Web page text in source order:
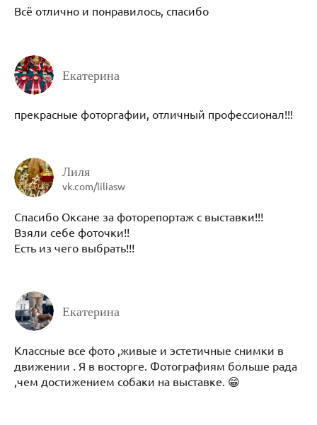
Всё отлично и понравилось, спасибо
Екатерина
прекрасные фоторгафии, отличный профессионал!!!
Лиля
vk.com/liliasw
Спасибо Оксане за фоторепортаж с выставки!!!
Взяли себе фоточки!!
Есть из чего выбрать!!!
Екатерина
Классные все фото ,живые и эстетичные снимки в
движении . Я в восторге. Фотографиям больше рада
,чем достижением собаки на выставке. 😁